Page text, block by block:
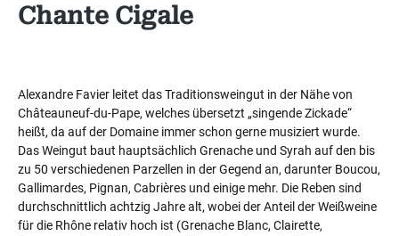
Chante Cigale
Alexandre Favier leitet das Traditionsweingut in der Nähe von
Châteauneuf-du-Pape, welches übersetzt „singende Zickade“
heißt, da auf der Domaine immer schon gerne musiziert wurde.
Das Weingut baut hauptsächlich Grenache und Syrah auf den bis
zu 50 verschiedenen Parzellen in der Gegend an, darunter Boucou,
Gallimardes, Pignan, Cabrières und einige mehr. Die Reben sind
durchschnittlich achtzig Jahre alt, wobei der Anteil der Weißweine
für die Rhône relativ hoch ist (Grenache Blanc, Clairette,